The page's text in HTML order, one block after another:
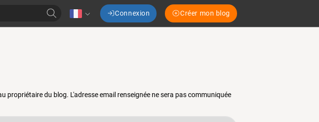
Connexion Créer mon blog
propriétaire du blog. L'adresse email renseignée ne sera pas communiquée